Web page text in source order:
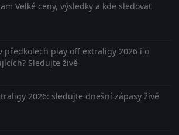
Velké ceny, výsledky a kde sledovat
předkolech play off extraligy 2026 i o
Sledujte živě
2026: sledujte dnešní zápasy živě